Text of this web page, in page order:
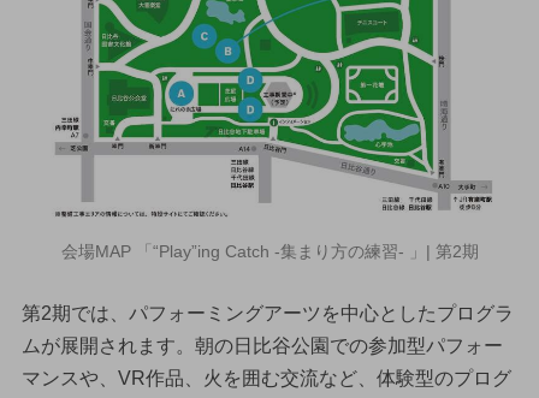
会場MAP 「“Play”ing Catch -集まり方の練習- 」| 第2期
第2期では、パフォーミングアーツを中心としたプログラ
ムが展開されます。朝の日比谷公園での参加型パフォー
マンスや、VR作品、火を囲む交流など、体験型のプログ